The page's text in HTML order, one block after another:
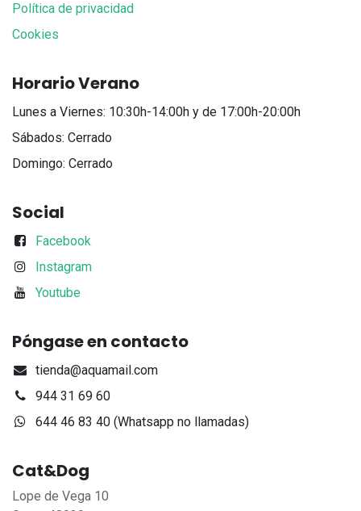
Política de privacidad
Cookies
Horario Verano
Lunes a Viernes: 10:30h-14:00h y de 17:00h-20:00h
Sábados: Cerrado
Domingo: Cerrado
Social
Facebook
Instagram
Youtube
Póngase en contacto
tienda@aquamail.com
944 31 69 60
644 46 83 40 (Whatsapp no llamadas)
Cat&Dog
Lope de Vega 10